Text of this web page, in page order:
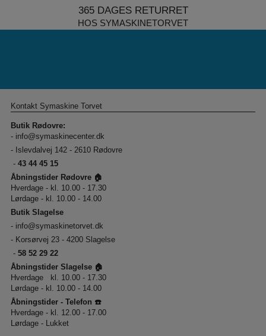
365 DAGES RETURRET
HOS SYMASKINETORVET
Kontakt Symaskine Torvet
Butik Rødovre:
- info@symaskinecenter.dk
- Islevdalvej 142 - 2610 Rødovre
- 43 44 45 15
Åbningstider Rødovre 🏠
Hverdage - kl. 10.00 - 17.30
Lørdage - kl. 10.00 - 14.00
Butik Slagelse
- info@symaskinetorvet.dk
- Korsørvej 23 - 4200 Slagelse
- 58 52 29 22
Åbningstider Slagelse 🏠
Hverdage kl. 10.00 - 17.30
Lørdage - kl. 10.00 - 14.00
Åbningstider - Telefon ☎️
Hverdage - kl. 12.00 - 17.00
Lørdage - Lukket